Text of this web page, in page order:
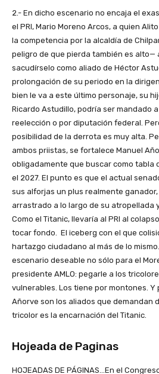
2.- En dicho escenario no encaja el
el PRI, Mario Moreno Arcos, a quien
la competencia por la alcaldía de
peligro de que pierda también es alto—
sacudírselo como aliado de Héctor
prolongación de su periodo en la
bien le va a este último personaje, su
Ricardo Astudillo, podría ser mandado
reelección o por diputación federal.
posibilidad de la derrota es muy alta.
ambos priistas, se fortalece Manuel
obligadamente que buscar como tabla
el 2027. El punto es que el actual
sus alforjas un plus realmente
arrastrado a lo largo de su atropellada
Como el Titanic, llevaría al PRI al
tocar fondo. El iceberg con el que
hartazgo ciudadano al más de lo
escenario deseable no sólo para el
presidente AMLO: pegarle a los
vulnerables. Los tiene por montones. Y
Añorve son los aliados que demandan
tricolor es la encarnación del Titanic.
Hojeada de Paginas
HOJEADAS DE PÁGINAS…En el